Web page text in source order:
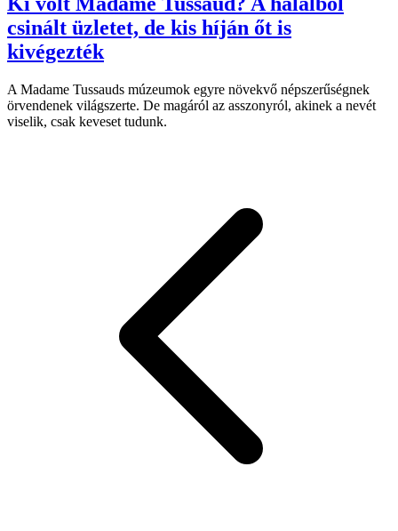
csinált üzletet, de kis híján őt is
kivégezték
A Madame Tussauds múzeumok egyre növekvő népszerűségnek
örvendenek világszerte. De magáról az asszonyról, akinek a nevét
viselik, csak keveset tudunk.